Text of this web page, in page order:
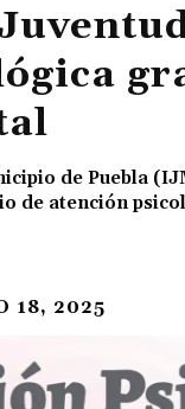
de Puebla
de atención
18, 2025